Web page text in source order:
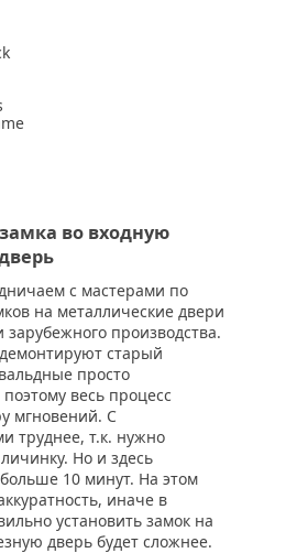
во входную
с мастерами по
на металлические двери
зарубежного производства.
старый
просто
весь процесс
мгновений. С
труднее, т.к. нужно
Но и здесь
10 минут. На этом
иначе в
установить замок на
дверь будет сложнее.